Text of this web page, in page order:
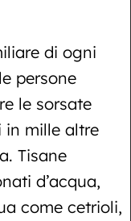
di ogni
persone
le sorsate
in mille altre
Tisane
d’acqua,
come cetrioli,